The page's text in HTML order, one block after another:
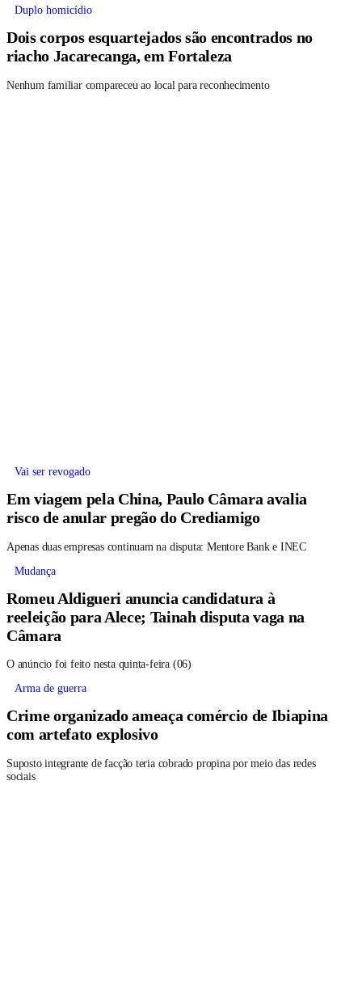
Duplo homicídio
Dois corpos esquartejados são encontrados no
riacho Jacarecanga, em Fortaleza
Nenhum familiar compareceu ao local para reconhecimento
Vai ser revogado
Em viagem pela China, Paulo Câmara avalia
risco de anular pregão do Crediamigo
Apenas duas empresas continuam na disputa: Mentore Bank e INEC
Mudança
Romeu Aldigueri anuncia candidatura à
reeleição para Alece; Tainah disputa vaga na
Câmara
O anúncio foi feito nesta quinta-feira (06)
Arma de guerra
Crime organizado ameaça comércio de Ibiapina
com artefato explosivo
Suposto integrante de facção teria cobrado propina por meio das redes
sociais